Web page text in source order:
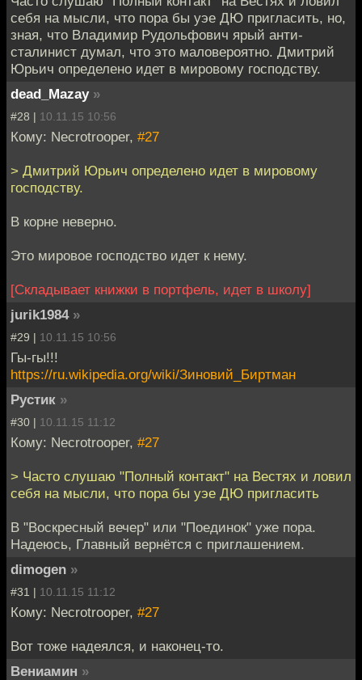
себя на мысли, что пора бы уэе ДЮ пригласить, но,
зная, что Владимир Рудольфович ярый анти-
сталинист думал, что это маловероятно. Дмитрий
Юрьич определено идет в мировому господству.
dead_Mazay »
#28 | 10.11.15 10:56
Кому: Necrotrooper, #27
> Дмитрий Юрьич определено идет в мировому
господству.
В корне неверно.
Это мировое господство идет к нему.
[Складывает книжки в портфель, идет в школу]
jurik1984 »
#29 | 10.11.15 10:56
Гы-гы!!!
https://ru.wikipedia.org/wiki/Зиновий_Биртман
Рустик »
#30 | 10.11.15 11:12
Кому: Necrotrooper, #27
> Часто слушаю "Полный контакт" на Вестях и ловил
себя на мысли, что пора бы уэе ДЮ пригласить
В "Воскресный вечер" или "Поединок" уже пора.
Надеюсь, Главный вернётся с приглашением.
dimogen »
#31 | 10.11.15 11:12
Кому: Necrotrooper, #27
Вот тоже надеялся, и наконец-то.
Вениамин »